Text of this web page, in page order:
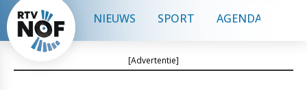
NIEUWS SPORT AGENDA
[Advertentie]